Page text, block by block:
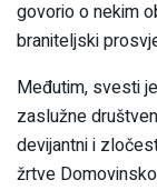
govorio o nekim
braniteljski
Međutim, svesti
zaslužne
devijantni i
žrtve